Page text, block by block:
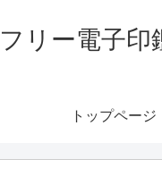
フリー電子印
トップページ